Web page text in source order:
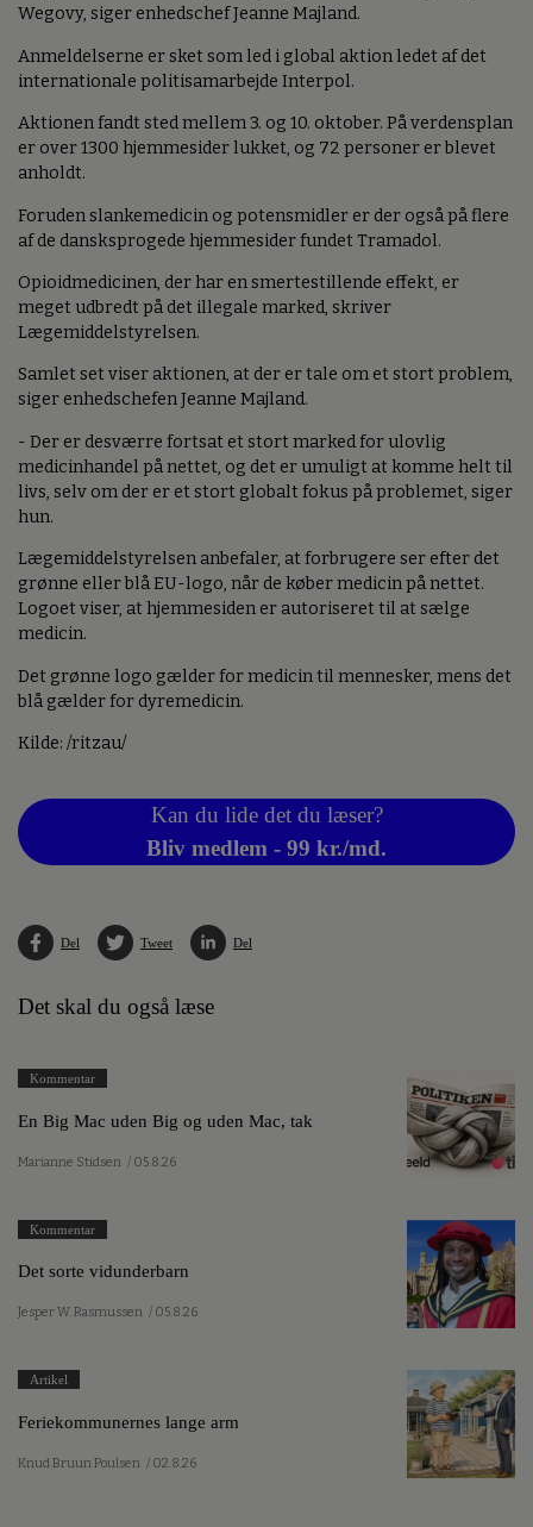
Wegovy, siger enhedschef Jeanne Majland.
Anmeldelserne er sket som led i global aktion ledet af det
internationale politisamarbejde Interpol.
Aktionen fandt sted mellem 3. og 10. oktober. På verdensplan
er over 1300 hjemmesider lukket, og 72 personer er blevet
anholdt.
Foruden slankemedicin og potensmidler er der også på flere
af de dansksprogede hjemmesider fundet Tramadol.
Opioidmedicinen, der har en smertestillende effekt, er
meget udbredt på det illegale marked, skriver
Lægemiddelstyrelsen.
Samlet set viser aktionen, at der er tale om et stort problem,
siger enhedschefen Jeanne Majland.
- Der er desværre fortsat et stort marked for ulovlig
medicinhandel på nettet, og det er umuligt at komme helt til
livs, selv om der er et stort globalt fokus på problemet, siger
hun.
Lægemiddelstyrelsen anbefaler, at forbrugere ser efter det
grønne eller blå EU-logo, når de køber medicin på nettet.
Logoet viser, at hjemmesiden er autoriseret til at sælge
medicin.
Det grønne logo gælder for medicin til mennesker, mens det
blå gælder for dyremedicin.
Kilde: /ritzau/
Kan du lide det du læser?
Bliv medlem - 99 kr./md.
Del Tweet Del
Det skal du også læse
Kommentar
En Big Mac uden Big og uden Mac, tak
Marianne Stidsen / 05.8.26
Kommentar
Det sorte vidunderbarn
Jesper W. Rasmussen / 05.8.26
Artikel
Feriekommunernes lange arm
Knud Bruun Poulsen / 02.8.26